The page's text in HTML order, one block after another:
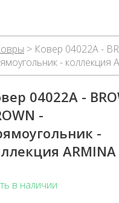
> Ковер 04022A -
- коллекция
04022A -
-
-
ARMINA
в наличии